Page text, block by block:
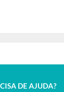
DE AJUDA?